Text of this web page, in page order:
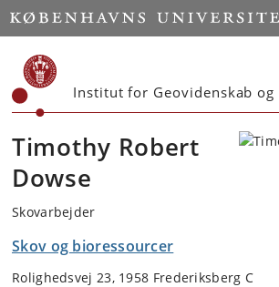
Start
Institut for Geovidenskab
Timothy Robert
Dowse
Skovarbejder
Skov og bioressourcer
Rolighedsvej 23, 1958 Frederiksberg C